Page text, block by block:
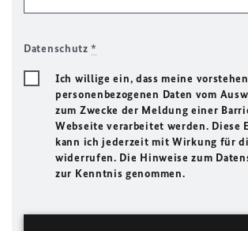
Datenschutz*
Ich willige ein, dass meine
personenbezogenen Daten vom
zum Zwecke der Meldung einer
Webseite verarbeitet werden. Diese
kann ich jederzeit mit Wirkung für
widerrufen. Die Hinweise zum
zur Kenntnis genommen.